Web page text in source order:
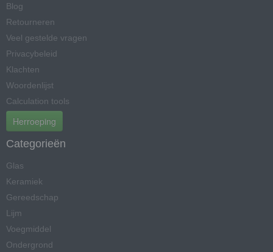
Blog
Retourneren
Veel gestelde vragen
Privacybeleid
Klachten
Woordenlijst
Calculation tools
Herroeping
Categorieën
Glas
Keramiek
Gereedschap
Lijm
Voegmiddel
Ondergrond